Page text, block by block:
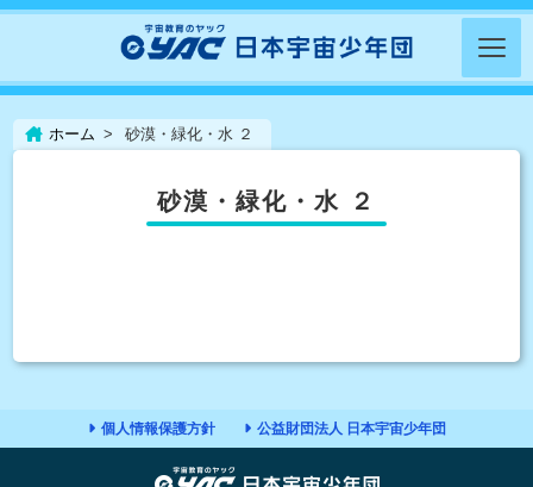
ホーム 砂漠・緑化・水 ２
砂漠・緑化・水 ２
個人情報保護方針 公益財団法人 日本宇宙少年団